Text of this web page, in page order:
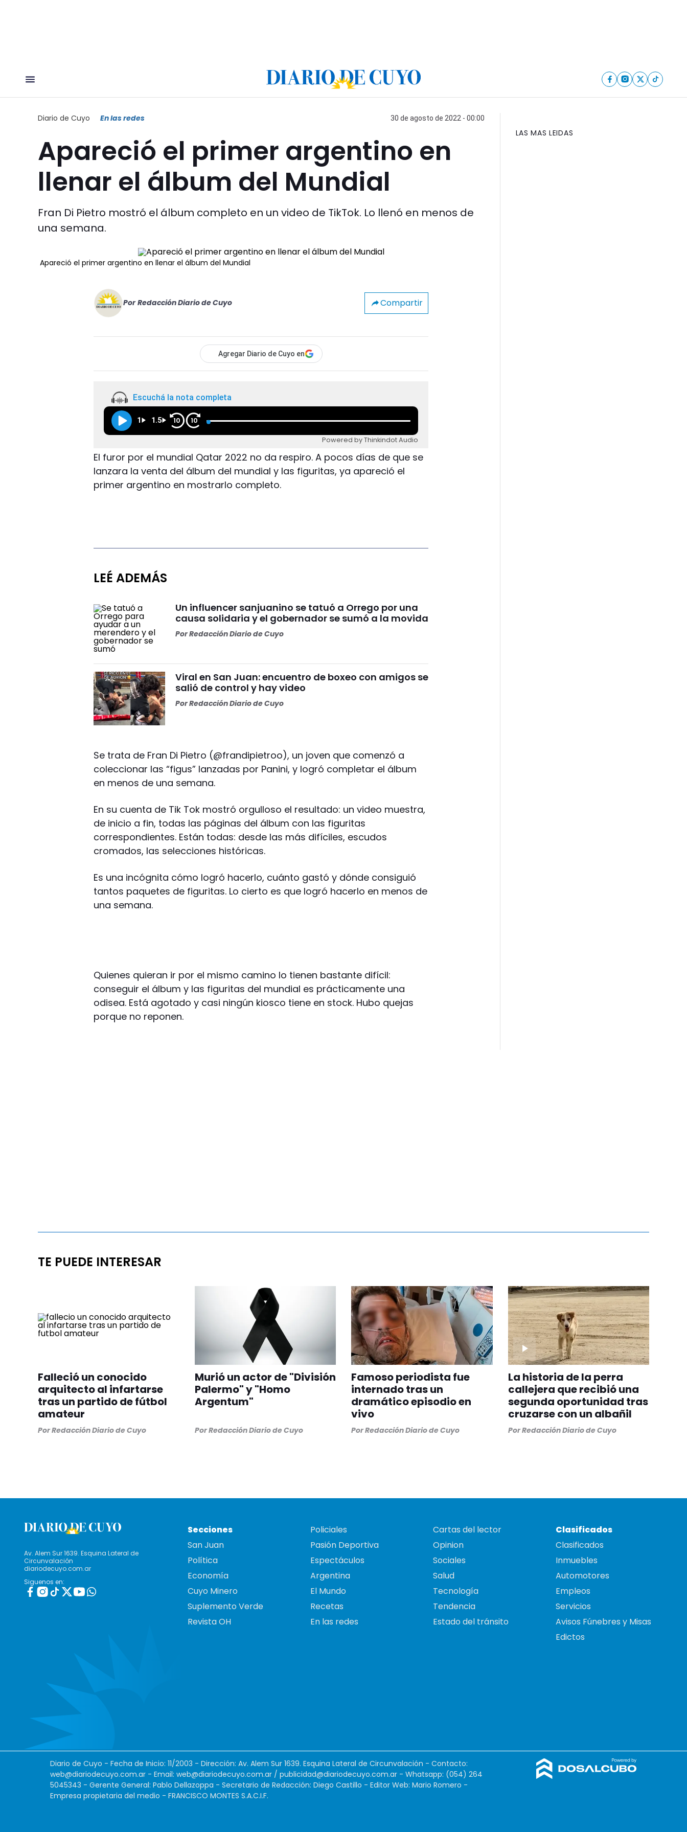
Diario de Cuyo En las redes 30 de agosto de 2022 - 00:00
Apareció el primer argentino en
llenar el álbum del Mundial
Fran Di Pietro mostró el álbum completo en un video de TikTok. Lo llenó en menos de
una semana.
Apareció el primer argentino en llenar el álbum del Mundial
Por Redacción Diario de Cuyo Compartir
Agregar Diario de Cuyo en
Escuchá la nota completa
1 1.5 10 10
Powered by Thinkindot Audio
El furor por el mundial Qatar 2022 no da respiro. A pocos días de que se
lanzara la venta del álbum del mundial y las figuritas, ya apareció el
primer argentino en mostrarlo completo.
LEÉ ADEMÁS
Un influencer sanjuanino se tatuó a Orrego por una
causa solidaria y el gobernador se sumó a la movida
PorRedacción Diario de Cuyo
Viral en San Juan: encuentro de boxeo con amigos se
salió de control y hay video
PorRedacción Diario de Cuyo
Se trata de Fran Di Pietro (@frandipietroo), un joven que comenzó a
coleccionar las “figus” lanzadas por Panini, y logró completar el álbum
en menos de una semana.
En su cuenta de Tik Tok mostró orgulloso el resultado: un video muestra,
de inicio a fin, todas las páginas del álbum con las figuritas
correspondientes. Están todas: desde las más difíciles, escudos
cromados, las selecciones históricas.
Es una incógnita cómo logró hacerlo, cuánto gastó y dónde consiguió
tantos paquetes de figuritas. Lo cierto es que logró hacerlo en menos de
una semana.
Quienes quieran ir por el mismo camino lo tienen bastante difícil:
conseguir el álbum y las figuritas del mundial es prácticamente una
odisea. Está agotado y casi ningún kiosco tiene en stock. Hubo quejas
porque no reponen.
LAS MAS LEIDAS
TE PUEDE INTERESAR
Falleció un conocido
arquitecto al infartarse
tras un partido de fútbol
amateur
PorRedacción Diario de Cuyo
Murió un actor de "División
Palermo" y "Homo
Argentum"
PorRedacción Diario de Cuyo
Famoso periodista fue
internado tras un
dramático episodio en
vivo
PorRedacción Diario de Cuyo
La historia de la perra
callejera que recibió una
segunda oportunidad tras
cruzarse con un albañil
PorRedacción Diario de Cuyo
Av. Alem Sur 1639. Esquina Lateral de
Circunvalación
diariodecuyo.com.ar
Siguenos en:
Secciones
San Juan
Política
Economía
Cuyo Minero
Suplemento Verde
Revista OH
Policiales
Pasión Deportiva
Espectáculos
Argentina
El Mundo
Recetas
En las redes
Cartas del lector
Opinion
Sociales
Salud
Tecnología
Tendencia
Estado del tránsito
Clasificados
Clasificados
Inmuebles
Automotores
Empleos
Servicios
Avisos Fúnebres y Misas
Edictos
Diario de Cuyo - Fecha de Inicio: 11/2003 - Dirección: Av. Alem Sur 1639. Esquina Lateral de Circunvalación - Contacto:
web@diariodecuyo.com.ar - Email: web@diariodecuyo.com.ar / publicidad@diariodecuyo.com.ar - Whatsapp: (054) 264
5045343 - Gerente General: Pablo Dellazoppa - Secretario de Redacción: Diego Castillo - Editor Web: Mario Romero -
Empresa propietaria del medio - FRANCISCO MONTES S.A.C.I.F.